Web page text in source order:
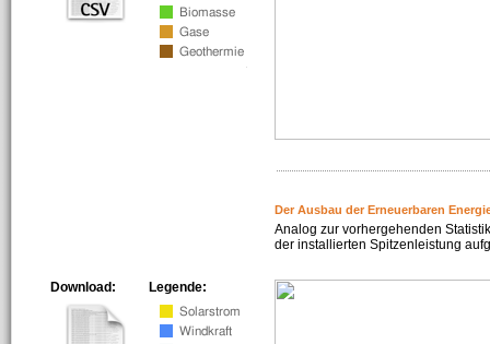
Der Ausbau der Erneuerbaren
Analog zur vorhergehenden
der installierten Spitzenleistung
Legende:
Download: